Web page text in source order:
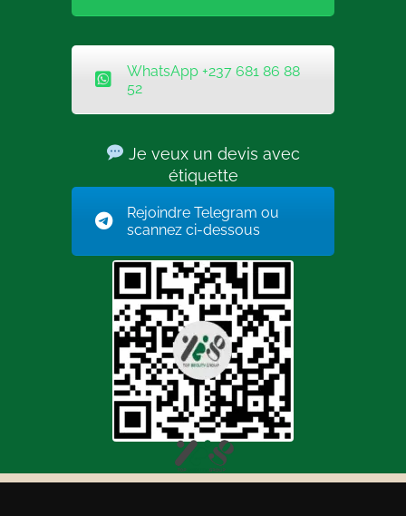
WhatsApp +237 681 86 88
52
Je veux un devis avec
étiquette
Rejoindre Telegram ou
scannez ci-dessous